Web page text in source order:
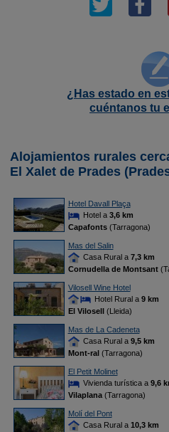
¿Has estado en
cuéntanos tu
Alojamientos rurales
El Xalet de Prades
Hotel Davall Plaça
Hotel a 3,6 km
Capafonts(Tarragona)
Mas del Salin
Casa Rural a 7,3 km
Cornudella de Montsant
Vilosell Wine Hotel
Hotel Rural a 9 km
El Vilosell(Lleida)
Mas de La Cadeneta
Casa Rural a 9,5 km
Mont-ral(Tarragona)
El Petit Molinet
Vivienda turística a 9,6
Vilaplana(Tarragona)
Molí del Pont
Casa Rural a 10,3 km